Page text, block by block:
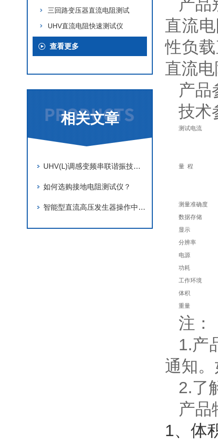
三回路变压器直流电阻测试
UHV直流电阻快速测试仪
查看更多
相关文章
UHV(L)调感变频串联谐振技术解析
如何选购接地电阻测试仪？
智能型直流高压发生器操作中的安全距离与接地要求
产品
直流
性负
直流
产品
技术
测试电流
量 程
测量准确度
数据存储
显示
分辨率
电源
功耗
工作环境
体积
重量
注：
1.产
通知
2.了
产品
1、体